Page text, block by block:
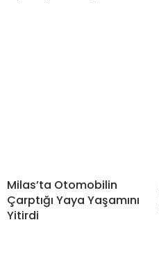
Milas’ta Otomobilin
Çarptığı Yaya Yaşamını
Yitirdi